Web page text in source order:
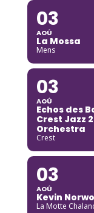
03
AOÛ
La Mossa
Mens
03
AOÛ
Echos des
Crest Jazz
Orchestra
Crest
03
AOÛ
Kevin
La Motte